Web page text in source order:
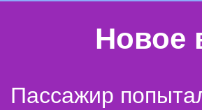
Новое
Пассажир